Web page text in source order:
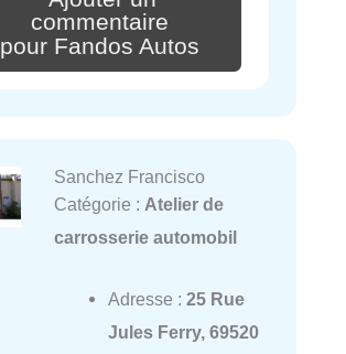
commentaire
pour Fandos Autos
Sanchez Francisco
Catégorie : Atelier de
carrosserie automobil
Adresse : 25 Rue
Jules Ferry, 69520